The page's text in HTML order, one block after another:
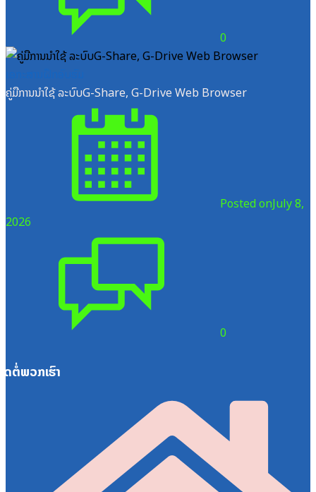
0
ຄູ່ມືການນຳໃຊ້ ລະບົບG-Share, G-Drive Web Browser
Posted onJuly 8,
2026
0
ຕໍ່ພວກເຮົາ